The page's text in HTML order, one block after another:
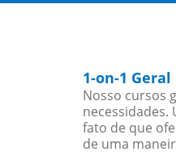
1-on-1
Nosso cursos
necessidades.
fato de que
de uma